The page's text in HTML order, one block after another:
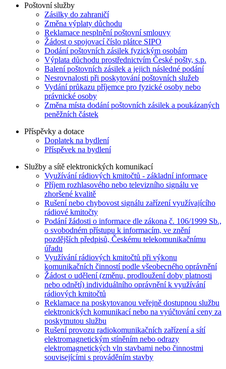
Poštovní služby
Zásilky do zahraničí
Změna výplaty důchodu
Reklamace nesplnění poštovní smlouvy
Žádost o spojovací číslo plátce SIPO
Dodání poštovních zásilek fyzickým osobám
Výplata důchodu prostřednictvím České pošty, s.p.
Balení poštovních zásilek a jejich následné podání
Nesrovnalosti při poskytování poštovních služeb
Vydání průkazu příjemce pro fyzické osoby nebo
právnické osoby
Změna místa dodání poštovních zásilek a poukázaných
peněžních částek
Příspěvky a dotace
Doplatek na bydlení
Příspěvek na bydlení
Služby a sítě elektronických komunikací
Využívání rádiových kmitočtů - základní informace
Příjem rozhlasového nebo televizního signálu ve
zhoršené kvalitě
Rušení nebo chybovost signálu zařízení využívajícího
rádiové kmitočty
Podání žádosti o informace dle zákona č. 106/1999 Sb.,
o svobodném přístupu k informacím, ve znění
pozdějších předpisů, Českému telekomunikačnímu
úřadu
Využívání rádiových kmitočtů při výkonu
komunikačních činností podle všeobecného oprávnění
Žádost o udělení (změnu, prodloužení doby platnosti
nebo odnětí) individuálního oprávnění k využívání
rádiových kmitočtů
Reklamace na poskytovanou veřejně dostupnou službu
elektronických komunikací nebo na vyúčtování ceny za
poskytnutou službu
Rušení provozu radiokomunikačních zařízení a sítí
elektromagnetickým stíněním nebo odrazy
elektromagnetických vln stavbami nebo činnostmi
souvisejícími s prováděním stavby